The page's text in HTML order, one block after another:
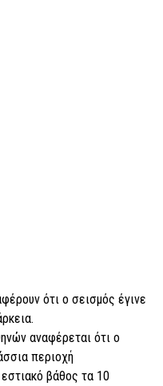
ότι ο σεισμός έγινε
αναφέρεται ότι ο
περιοχή
βάθος τα 10